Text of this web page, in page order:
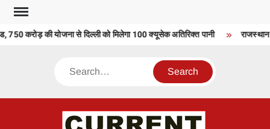
Skip
content
750 करोड़ की योजना से दिल्ली को मिलेगा 100 क्यूसेक अतिरिक्त पानी
Search